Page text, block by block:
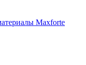
Maxforte